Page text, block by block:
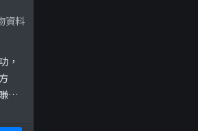
資料
，